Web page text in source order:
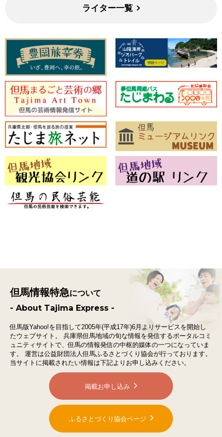
ライター一覧
但馬情報特急について
- About Tajima Express -
但馬版Yahoo!を目指して2005年(平成17年)6月よりサービスを開始し
たウェブサイト。
兵庫県但馬地域の旬な情報を発信するポータルコミ
ュニティサイトで、但馬の情報発信の中枢的媒体の一つになっていま
す。
運営は公益財団法人但馬ふるさとづくり協会が行っております。
当サイトに掲載されたい情報は下記よりお申し込みください。
掲載お申し込み
ふるさとづくり協会ページ